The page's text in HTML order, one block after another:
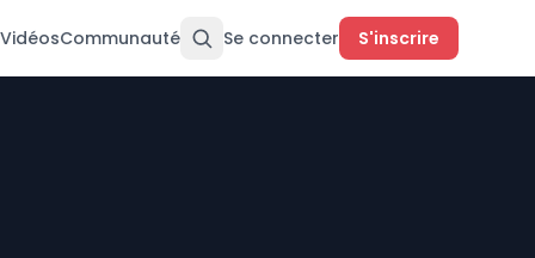
VidéosCommunauté Se connecter S'inscrire